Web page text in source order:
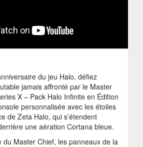
du jeu Halo, défiez
jamais affronté par le Master
X – Pack Halo Infinite en Édition
personnalisée avec les étoiles
de Zeta Halo, qui s’étendent
une aération Cortana bleue.
du Master Chief, les panneaux de la